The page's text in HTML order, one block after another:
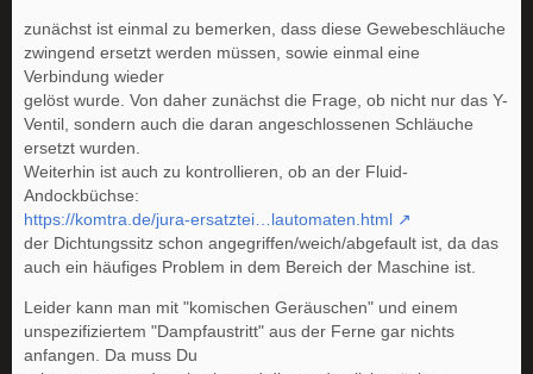
zunächst ist einmal zu bemerken, dass diese Gewebeschläuche
zwingend ersetzt werden müssen, sowie einmal eine
Verbindung wieder
gelöst wurde. Von daher zunächst die Frage, ob nicht nur das Y-
Ventil, sondern auch die daran angeschlossenen Schläuche
ersetzt wurden.
Weiterhin ist auch zu kontrollieren, ob an der Fluid-
Andockbüchse:
https://komtra.de/jura-ersatztei…lautomaten.html
der Dichtungssitz schon angegriffen/weich/abgefault ist, da das
auch ein häufiges Problem in dem Bereich der Maschine ist.
Leider kann man mit "komischen Geräuschen" und einem
unspezifiziertem "Dampfaustritt" aus der Ferne gar nichts
anfangen. Da muss Du